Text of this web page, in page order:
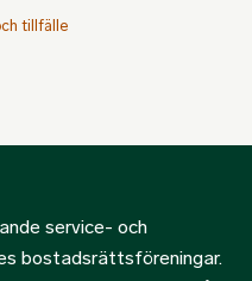
tillfälle
service- och
bostadsrättsföreningar.